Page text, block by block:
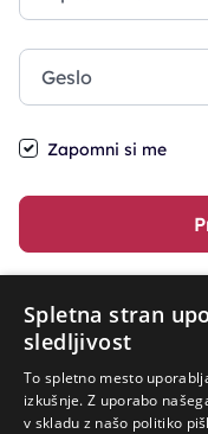
Zapomni si me
Spletna stran
sledljivost
To spletno mesto
izkušnje. Z uporabo
v skladu z našo politiko